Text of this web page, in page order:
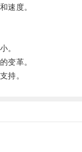
速度。
。
变革。
持。